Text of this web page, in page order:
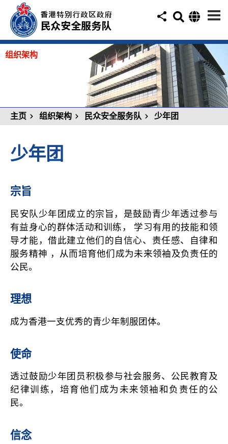
组织架构
主页 组织架构 民众安全服务队 少年团
少年团
宗旨
民安队少年团成立的宗旨，是鼓励青少年透过参与
有益身心的群体活动和训练， 学习有用的技能和领
导才能，借此建立他们的自信心、责任感、自律和
服务精神 ，从而培育他们成为未来领袖及负责任的
公民。
理想
成为香港一支优秀的青少年制服团体。
使命
透过鼓励少年团员积极参与社会服务、公民教育及
纪律训练，培育他们成为未来领袖和负责任的公
民。
信念